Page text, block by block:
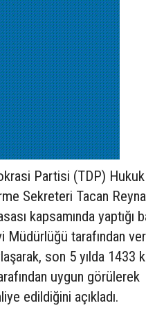
Partisi (TDP)
Sekreteri Tacan
kapsamında yaptığı
tarafından
son 5 yılda 1433
uygun görülerek
edildiğini açıkladı.